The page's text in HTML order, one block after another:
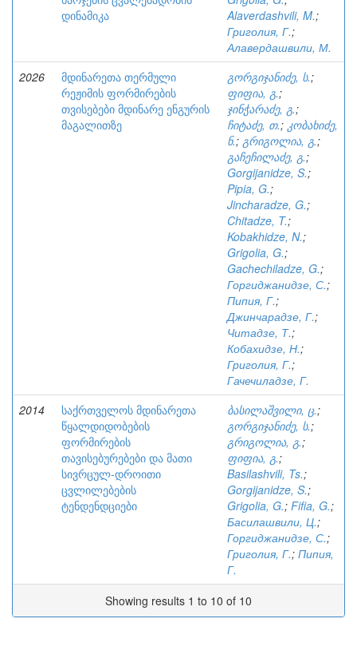
დინამიკა
Alaverdashvili, M.;
Григолия, Г.;
Алавердашвили, М.
2026
მდინარეთა თერმული
რეჟიმის ფორმირების
თვისებები მდინარე ენგურის
მაგალითზე
გორგიჯანიძე, ს.;
ფიფია, გ.;
ჯინჭარაძე, გ.;
ჩიტაძე, თ.; კობახიძე,
ნ.; გრიგოლია, გ.;
გაჩეჩილაძე, გ.;
Gorgijanidze, S.;
Pipia, G.;
Jincharadze, G.;
Chitadze, T.;
Kobakhidze, N.;
Grigolia, G.;
Gachechiladze, G.;
Горгиджанидзе, С.;
Пипия, Г.;
Джинчарадзе, Г.;
Читадзе, Т.;
Кобахидзе, Н.;
Григолия, Г.;
Гачечиладзе, Г.
2014
საქრთველოს მდინარეთა
წყალდიდობების
ფორმირების
თავისებურებები და მათი
სივრცულ-დროითი
ცვლილებების
ტენდენდციები
ბასილაშვილი, ც.;
გორგიჯანიძე, ს.;
გრიგოლია, გ.;
ფიფია, გ.;
Basilashvili, Ts.;
Gorgijanidze, S.;
Grigolia, G.; Fifia, G.;
Басилашвили, Ц.;
Горгиджанидзе, С.;
Григолия, Г.; Пипия,
Г.
Showing results 1 to 10 of 10